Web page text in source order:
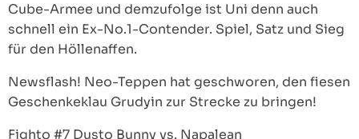
Cube-Armee und demzufolge ist Uni denn auch
schnell ein Ex-No.1-Contender. Spiel, Satz und Sieg
für den Höllenaffen.
Newsflash! Neo-Teppen hat geschworen, den fiesen
Geschenkeklau Grudyin zur Strecke zu bringen!
Fighto #7 Dusto Bunny vs. Napalean